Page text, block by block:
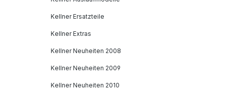
Kellner Ersatzteile
Kellner Extras
Kellner Neuheiten 2008
Kellner Neuheiten 2009
Kellner Neuheiten 2010